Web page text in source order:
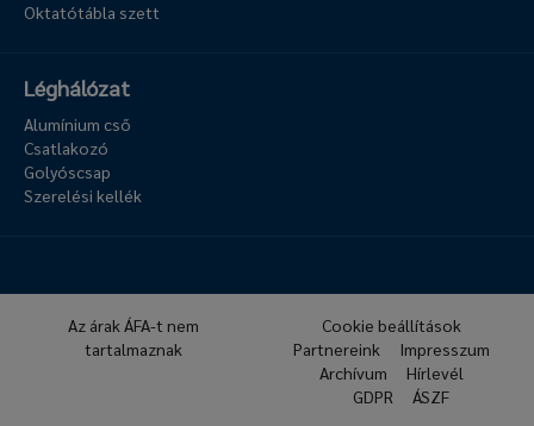
Oktatótábla szett
Léghálózat
Alumínium cső
Csatlakozó
Golyóscsap
Szerelési kellék
Az árak ÁFA-t nem
tartalmaznak
Cookie beállítások
Partnereink
Impresszum
Archívum
Hírlevél
GDPR
ÁSZF